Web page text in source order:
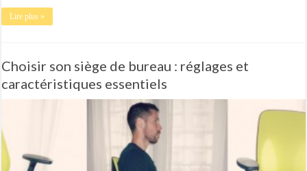
Lire plus »
Choisir son siège de bureau : réglages et
caractéristiques essentiels